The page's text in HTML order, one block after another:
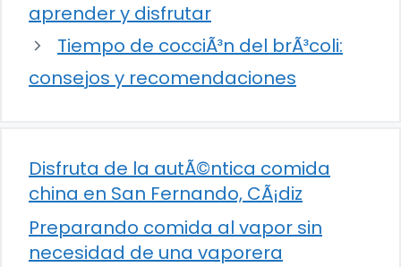
aprender y disfrutar
Tiempo de cocciÃ³n del brÃ³coli:
consejos y recomendaciones
Disfruta de la autÃ©ntica comida
china en San Fernando, CÃ¡diz
Preparando comida al vapor sin
necesidad de una vaporera